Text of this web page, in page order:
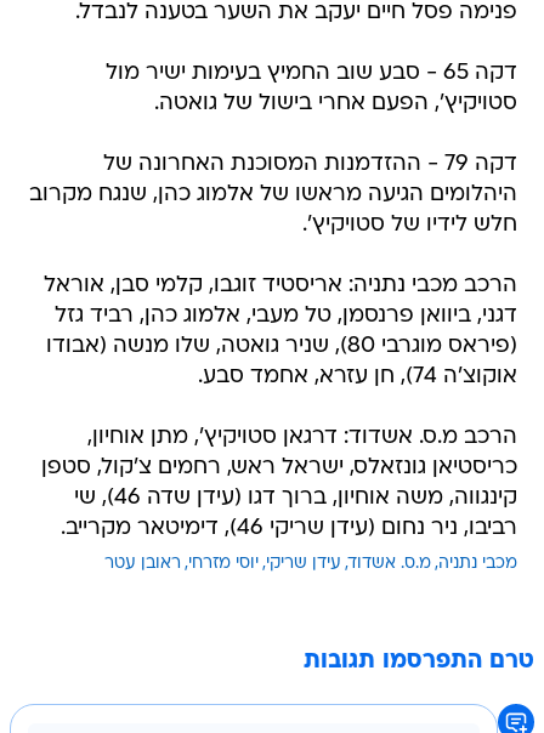
פנימה פסל חיים יעקב את השער בטענה לנבדל.
דקה 65 - סבע שוב החמיץ בעימות ישיר מול
סטויקיץ', הפעם אחרי בישול של גואטה.
דקה 79 - ההזדמנות המסוכנת האחרונה של
היהלומים הגיעה מראשו של אלמוג כהן, שנגח מקרוב
חלש לידיו של סטויקיץ'.
הרכב מכבי נתניה: אריסטיד זוגבו, קלמי סבן, אוראל
דגני, ביוואן פרנסמן, טל מעבי, אלמוג כהן, רביד גזל
(פיראס מוגרבי 80), שניר גואטה, שלו מנשה (אבודו
אוקוצ'ה 74), חן עזרא, אחמד סבע.
הרכב מ.ס. אשדוד: דרגאן סטויקיץ', מתן אוחיון,
כריסטיאן גונזאלס, ישראל ראש, רחמים צ'קול, סטפן
קינגווה, משה אוחיון, ברוך דגו (עידן שדה 46), שי
רביבו, ניר נחום (עידן שריקי 46), דימיטאר מקרייב.
מכבי נתניה מ.ס. אשדוד עידן שריקי יוסי מזרחי ראובן עטר
טרם התפרסמו תגובות